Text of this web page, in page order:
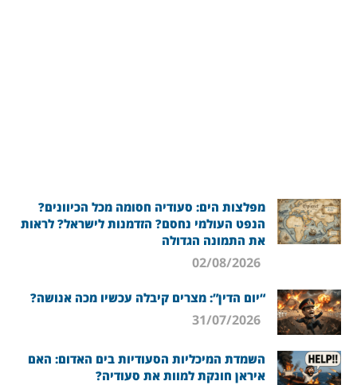
מפלצות הים: סעודיה חסומה מכל הכיוונים?
הנפט העולמי נחסם? הזדמנות לישראל? לראות
את התמונה הגדולה
“יום הדין”: מצרים קיבלה עכשיו מכה אנושה?
השמדת המיכליות הסעודיות בים האדום: האם
איראן חונקת למוות את סעודיה?